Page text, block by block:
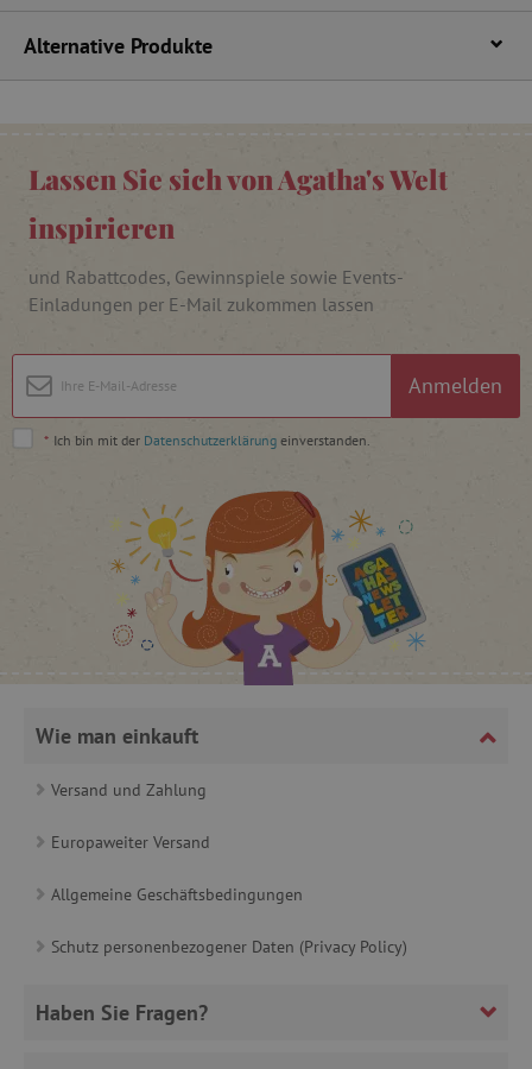
Alternative Produkte
Lassen Sie sich von Agatha's Welt
inspirieren
und Rabattcodes, Gewinnspiele sowie Events-
Einladungen per E-Mail zukommen lassen
Anmelden
* Ich bin mit der Datenschutzerklärung einverstanden.
Wie man einkauft
Versand und Zahlung
Europaweiter Versand
Allgemeine Geschäftsbedingungen
Schutz personenbezogener Daten (Privacy Policy)
Haben Sie Fragen?
Unbedingt erforderliche Cookies ermöglichen
wesentliche Kernfunktionen der Website wie die
Benutzeranmeldung und die Kontoverwaltung.
Name
Provider
PHPSESSID
cjConsent .agathaswelt.de
FPAU .agathaswelt.de
_lb